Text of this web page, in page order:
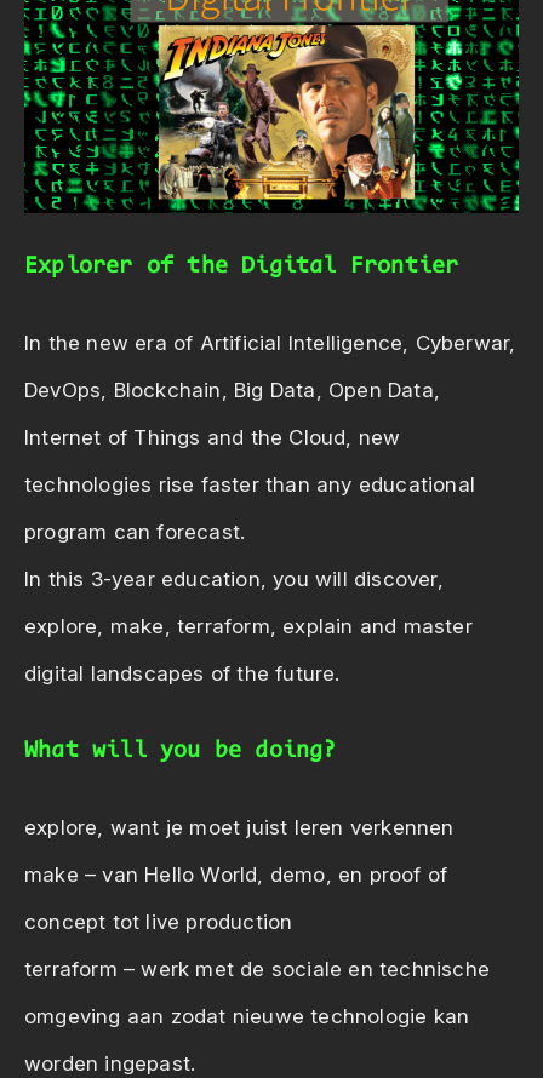
Explorer of the Digital Frontier
In the new era of Artificial Intelligence, Cyberwar,
DevOps, Blockchain, Big Data, Open Data,
Internet of Things and the Cloud, new
technologies rise faster than any educational
program can forecast.
In this 3-year education, you will discover,
explore, make, terraform, explain and master
digital landscapes of the future.
What will you be doing?
explore, want je moet juist leren verkennen
make – van Hello World, demo, en proof of
concept tot live production
terraform – werk met de sociale en technische
omgeving aan zodat nieuwe technologie kan
worden ingepast.